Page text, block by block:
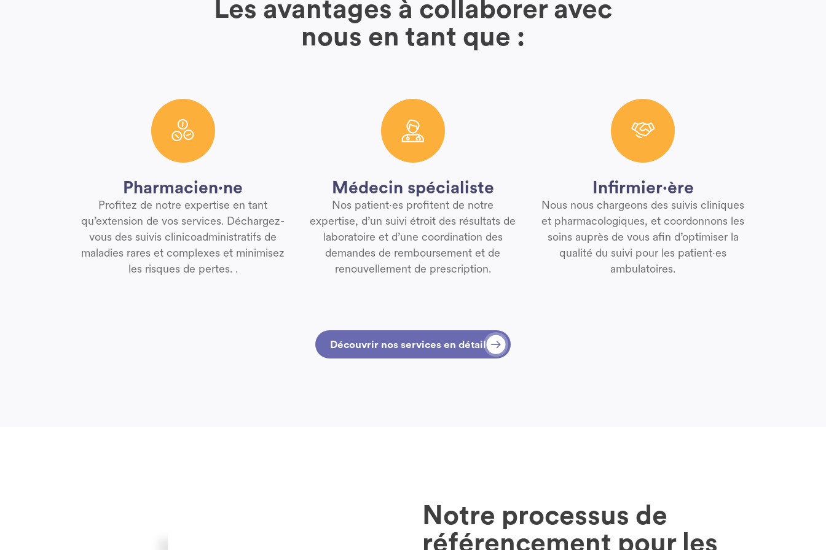
Les avantages à collaborer avec
nous en tant que :
Pharmacien·ne
Profitez de notre expertise en tant
qu’extension de vos services. Déchargez-
vous des suivis clinicoadministratifs de
maladies rares et complexes et minimisez
les risques de pertes. .
Médecin spécialiste
Nos patient·es profitent de notre
expertise, d’un suivi étroit des résultats de
laboratoire et d’une coordination des
demandes de remboursement et de
renouvellement de prescription.
Infirmier·ère
Nous nous chargeons des suivis cliniques
et pharmacologiques, et coordonnons les
soins auprès de vous afin d’optimiser la
qualité du suivi pour les patient·es
ambulatoires.
Découvrir nos services en détail
Notre processus de
référencement pour les